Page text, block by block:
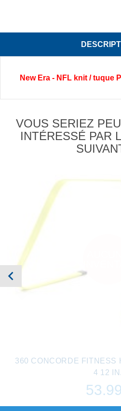
New Era - NFL knit / tuque
VOUS SERIEZ
INTÉRESSÉ PAR
360 CONCORDE FITNESS
4 12 IN.